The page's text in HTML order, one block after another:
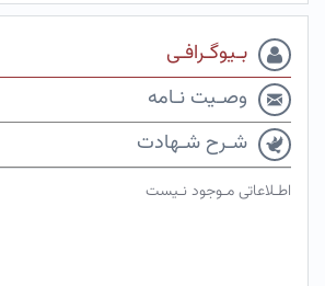
بـیوگـرافـی
وصـیت نـامه
شـرح شـهادت
اطـلاعاتی مـوجود نـیست